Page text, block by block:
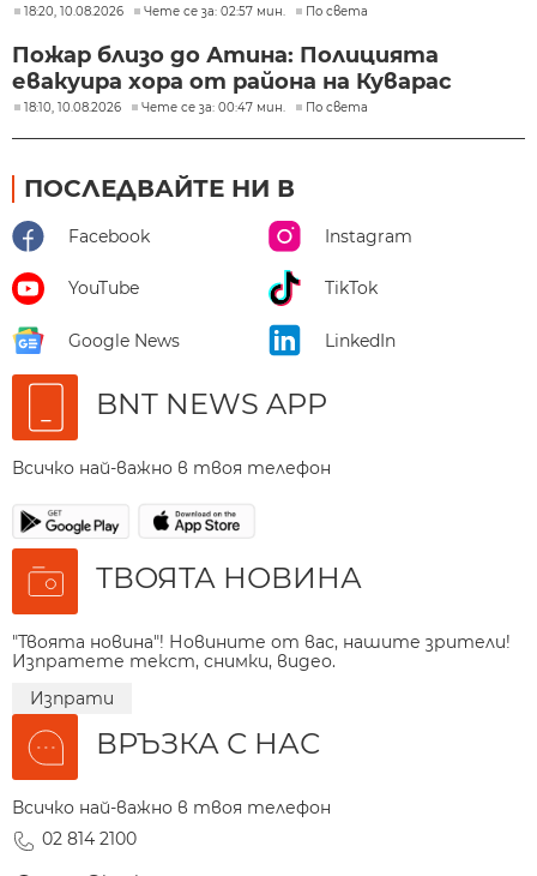
18:20, 10.08.2026 Чете се за: 02:57 мин. По света
Пожар близо до Атина: Полицията
евакуира хора от района на Куварас
18:10, 10.08.2026 Чете се за: 00:47 мин. По света
ПОСЛЕДВАЙТЕ НИ В
Facebook Instagram
YouTube TikTok
Google News LinkedIn
BNT NEWS APP
Всичко най-важно в твоя телефон
ТВОЯТА НОВИНА
"Твоята новина"! Новините от вас, нашите зрители!
Изпратете текст, снимки, видео.
Изпрати
ВРЪЗКА С НАС
Всичко най-важно в твоя телефон
02 814 2100